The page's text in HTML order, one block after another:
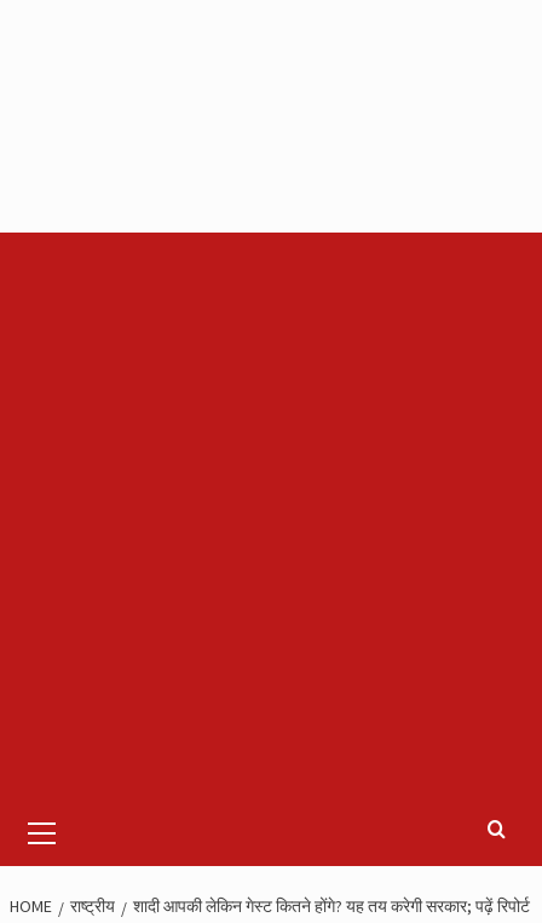
Menu
HOME राष्ट्रीय
शादी आपकी लेकिन गेस्ट कितने होंगे? यह तय करेगी सरकार; पढ़ें रिपोर्ट